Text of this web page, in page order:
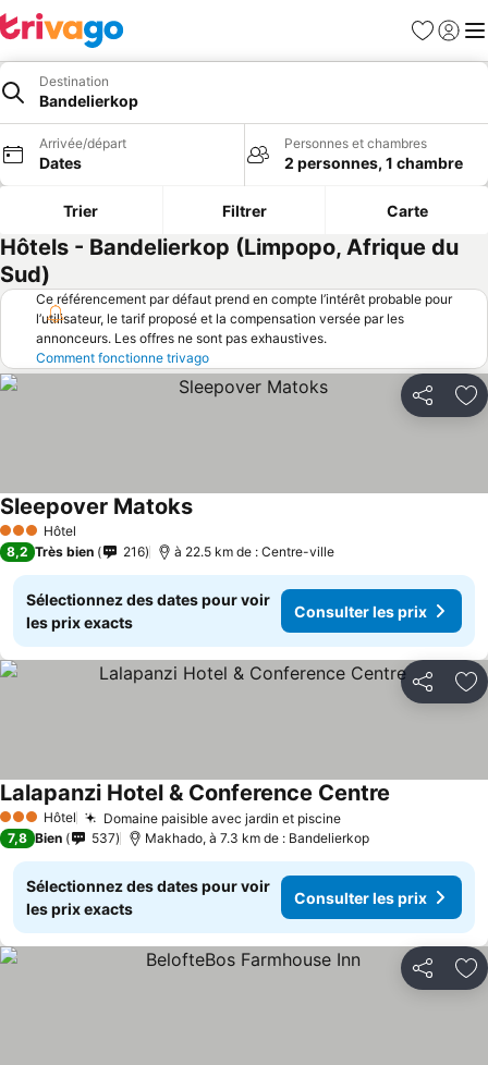
Favoris
Se
Destination
Bandelierkop
Arrivée/départ
Dates
Personnes et chambres
2 personnes, 1 chambre
Trier Filtrer Carte
Hôtels - Bandelierkop (Limpopo, Afrique du
Sud)
Ce référencement par défaut prend en compte l’intérêt probable pour
l’utilisateur, le tarif proposé et la compensation versée par les
annonceurs. Les offres ne sont pas exhaustives.
Comment fonctionne trivago
Partager
3 ÉtoilesHôtel
Sleepover MatoksConsulter les prix
8,2 Très bien 216 à 22.5 km de : Centre-ville
Sélectionnez des dates pour voir
les prix exacts
Consulter les prix
Partager
3 ÉtoilesHôtel Domaine paisible avec jardin et piscineConsulter les prix
Lalapanzi Hotel & Conference Centre
7,8 Bien 537 Makhado, à 7.3 km de : Bandelierkop
Sélectionnez des dates pour voir
les prix exacts
Consulter les prix
Partager